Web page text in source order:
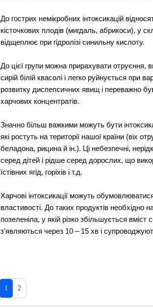
До гострих немікробних інтоксикацій
кісточкових плодів (мигдаль, абрикоси), у
відщеплює при гідролізі синильну кислоту.
До цієї групи можна прирахувати отруєння,
сирій білій квасолі і легко руйнується при
розвитку диспепсичних явищ і переважно
харчових концентратів.
Значно більш важкими можуть бути
які ростуть на території нашої країни (віх
беладона, рицина й ін.). Ці небезпечні,
серед дітей і рідше серед дорослих, що
їстівних ягід, горіхів і т.д.
Харчові інтоксикації можуть
властивості. До таких продуктів
позеленіла, у якій різко збільшується
з'являються через 10 – 15 хв і
1 2